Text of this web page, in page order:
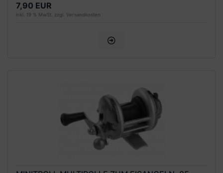
7,90 EUR
inkl. 19 % MwSt. zzgl. Versandkosten